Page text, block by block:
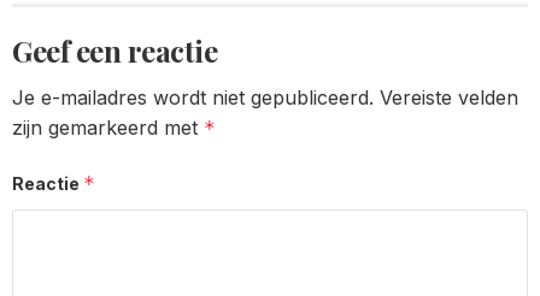
Geef een reactie
Je e-mailadres wordt niet gepubliceerd. Vereiste velden
zijn gemarkeerd met *
Reactie *